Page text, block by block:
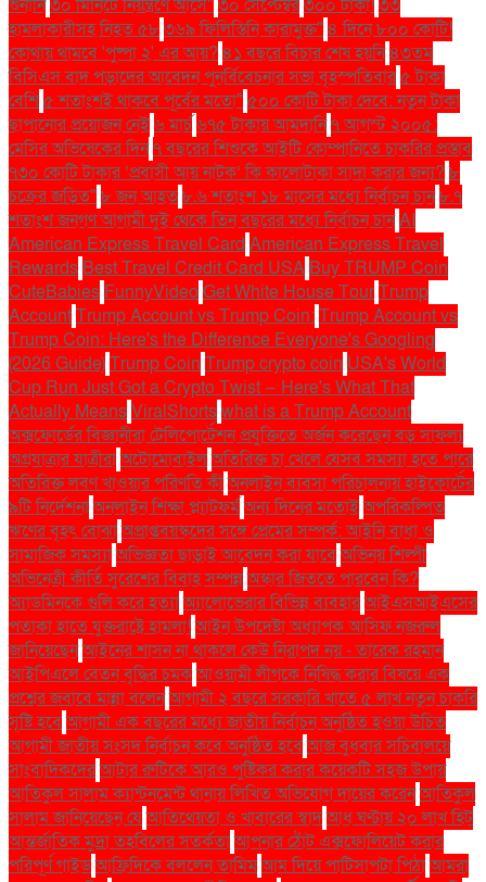
শুনানি৩০ মিনিটে নিয়ন্ত্রণে আসে" ৩০ সেপ্টেম্বর৩০০ টাকা!৩৩
হামলাকারীসহ নিহত ৫৮৩৬৯ ফিলিস্তিনি কারামুক্ত" ৪ দিনে ৮০০ কোটি!
কোথায় থামবে 'পুষ্পা ২' এর আয়? ৪১ বছরে বিচার শেষ হয়নি৪৩তম
বিসিএস বাদ পড়াদের আবেদন পুনর্বিবেচনার সভা বৃহস্পতিবার৫ টাকা
বেশি৫ শতাংশই থাকবে পূর্বের মতো" ৫০০ কোটি টাকা দেবে: নতুন টাকা
ছাপানোর প্রয়োজন নেই৬ মার্চ৬৭৫ টাকায় আমদানি৭ আগস্ট ২০০৫:
মেসির অভিষেকের দিন৭ বছরের শিশুকে আইটি কোম্পানিতে চাকরির প্রস্তাব
৭৩০ কোটি টাকার ‘প্রবাসী আয় নাটক’ কি কালোটাকা সাদা করার জন্য? ৮
চক্রের জড়িত" ৮ জন আহত৮.৬ শতাংশ ১৮ মাসের মধ্যে নির্বাচন চান৮.৭
শতাংশ জনগণ আগামী দুই থেকে তিন বছরের মধ্যে নির্বাচন চানAI
American Express Travel Card American Express Travel
Rewards Best Travel Credit Card USA Buy TRUMP Coin
CuteBabies FunnyVideo Get White House TourTrump
AccountTrump Account vs Trump Coin:Trump Account vs
Trump Coin: Here's the Difference Everyone's Googling
(2026 Guide)Trump Coin Trump crypto coin USA's World
Cup Run Just Got a Crypto Twist — Here's What That
Actually MeansViralShortswhat is a Trump Account
অক্সফোর্ডের বিজ্ঞানীরা টেলিপোর্টেশন প্রযুক্তিতে অর্জন করেছেন বড় সাফল্য
অগ্রযাত্রার যাত্রীরাঅটোমোবাইলঅতিরিক্ত চা খেলে যেসব সমস্যা হতে পারে
অতিরিক্ত লবণ খাওয়ার পরিণতি কীঅনলাইন ব্যবসা পরিচালনায় হাইকোর্টের
৯টি নির্দেশনাঅনলাইন শিক্ষা প্ল্যাটফর্মঅন্য দিনের মতোইঅপরিকল্পিত
ঋণের বৃহৎ বোঝাঅপ্রাপ্তবয়স্কদের সঙ্গে প্রেমের সম্পর্ক: আইনি বাধা ও
সামাজিক সমস্যাঅভিজ্ঞতা ছাড়াই আবেদন করা যাবেঅভিনয় শিল্পী
অভিনেত্রী কীর্তি সুরেশের বিবাহ সম্পন্নঅস্কার জিততে পারবেন কি?
অ্যাডমিনকে গুলি করে হত্যাঅ্যালোভেরার বিভিন্ন ব্যবহারআইএসআইএসের
পতাকা হাতে যুক্তরাষ্ট্রে হামলা!আইন উপদেষ্টা অধ্যাপক আসিফ নজরুল
জানিয়েছেনআইনের শাসন না থাকলে কেউ নিরাপদ নয় - তারেক রহমান
আইপিএলে বেতন বৃদ্ধির চমকআওয়ামী লীগকে নিষিদ্ধ করার বিষয়ে এক
প্রশ্নের জবাবে মান্না বলেনআগামী ২ বছরে সরকারি খাতে ৫ লাখ নতুন চাকরি
সৃষ্টি হবেআগামী এক বছরের মধ্যে জাতীয় নির্বাচন অনুষ্ঠিত হওয়া উচিত
আগামী জাতীয় সংসদ নির্বাচন কবে অনুষ্ঠিত হবেআজ বুধবার সচিবালয়ে
সাংবাদিকদেরআটার রুটিকে আরও পুষ্টিকর করার কয়েকটি সহজ উপায়
আতিকুল সালাম ক্যান্টনমেন্ট থানায় লিখিত অভিযোগ দায়ের করেনআতিকুল
সালাম জানিয়েছেন যেআতিথেয়তা ও খাবারের স্বাদআধ ঘণ্টায় ২০ লাখ হিট
আন্তর্জাতিক মুদ্রা তহবিলের সতর্কতাআপনার ঠোঁট এক্সফোলিয়েট করার
পরিপূর্ণ গাইডআফ্রিদিকে বললেন তামিমআম দিয়ে পাটিসাপটা পিঠাআমরা